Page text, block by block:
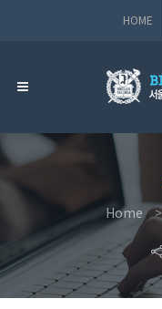
HOME
Home